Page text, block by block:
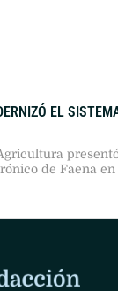
EL
de Faena
piloto en doce